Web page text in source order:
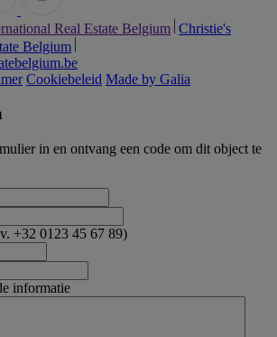
Real Estate Belgium Christie's
Belgium
Cookiebeleid Made by Galia
in en ontvang een code om dit object te
+32 0123 45 67 89)
informatie